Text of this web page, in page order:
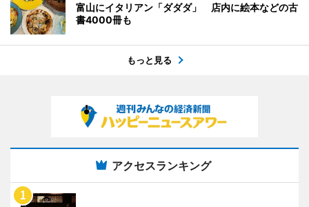
富山にイタリアン「ダダダ」 店内に絵本などの古
書4000冊も
もっと見る
アクセスランキング